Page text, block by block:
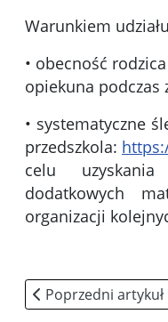
Warunkiem
• obecność
opiekuna podczas
• systematyczne
przedszkola:
celu uzyskania
dodatkowych
organizacji
Poprzedni artykuł:
Poprzedni artykuł